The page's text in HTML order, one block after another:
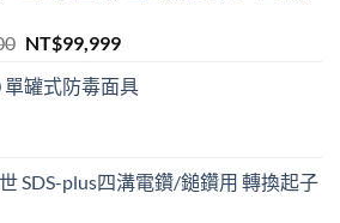
原
價
NT$99,999目
價
罐式防毒面具
SDS-plus四溝電鑽/鎚鑽用 轉換起子